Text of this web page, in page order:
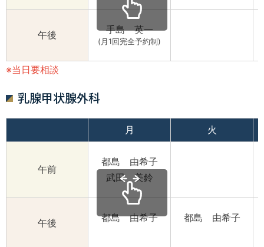
午後 手島 英一
(月1回完全予約制)
※当日要相談
乳腺甲状腺外科
月 火
午前
都島 由希子
武田 美鈴
午後 都島 由希子 都島 由希子